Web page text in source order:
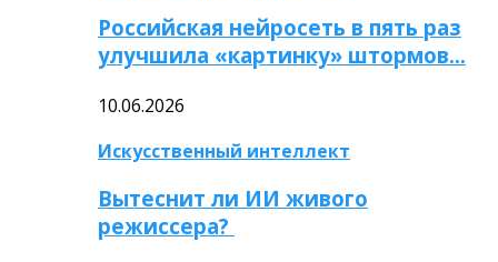
Российская нейросеть в пять раз
улучшила «картинку» штормов…
10.06.2026
Искусственный интеллект
Вытеснит ли ИИ живого
режиссера?